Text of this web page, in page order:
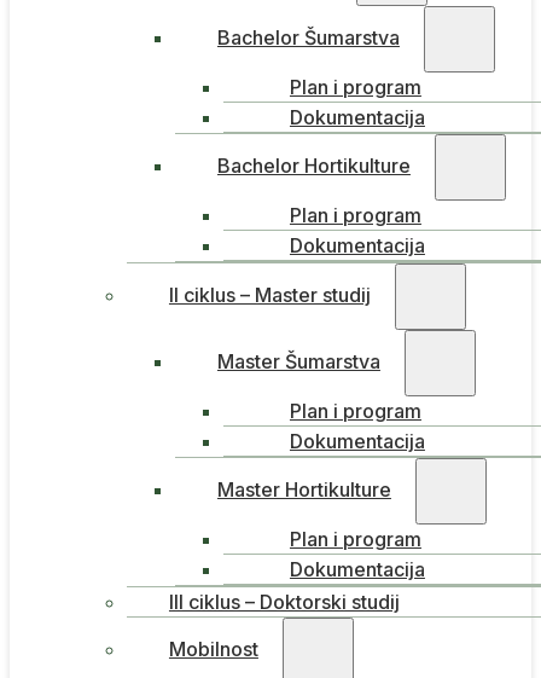
Bachelor Šumarstva
Plan i program
Dokumentacija
Bachelor Hortikulture
Plan i program
Dokumentacija
II ciklus – Master studij
Master Šumarstva
Plan i program
Dokumentacija
Master Hortikulture
Plan i program
Dokumentacija
III ciklus – Doktorski studij
Mobilnost